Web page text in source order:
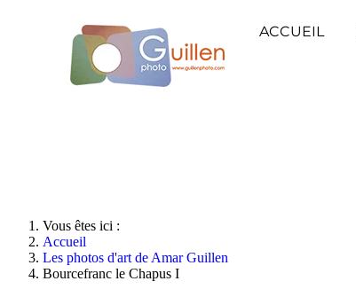
ACCUEIL
Vous êtes ici :
Accueil
Les photos d'art de Amar Guillen
Bourcefranc le Chapus I